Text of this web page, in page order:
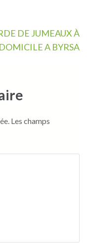
DE JUMEAUX À
DOMICILE A BYRSA
Les champs